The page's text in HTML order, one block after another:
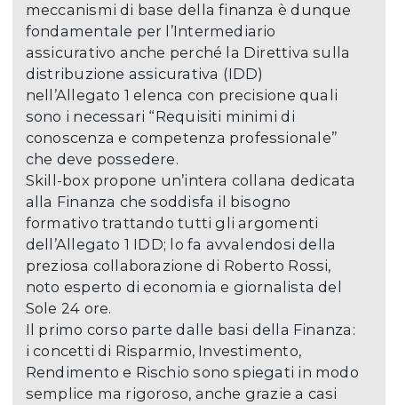
meccanismi di base della finanza è dunque
fondamentale per l’Intermediario
assicurativo anche perché la Direttiva sulla
distribuzione assicurativa (IDD)
nell’Allegato 1 elenca con precisione quali
sono i necessari “Requisiti minimi di
conoscenza e competenza professionale”
che deve possedere.
Skill-box propone un’intera collana dedicata
alla Finanza che soddisfa il bisogno
formativo trattando tutti gli argomenti
dell’Allegato 1 IDD; lo fa avvalendosi della
preziosa collaborazione di Roberto Rossi,
noto esperto di economia e giornalista del
Sole 24 ore.
Il primo corso parte dalle basi della Finanza:
i concetti di Risparmio, Investimento,
Rendimento e Rischio sono spiegati in modo
semplice ma rigoroso, anche grazie a casi